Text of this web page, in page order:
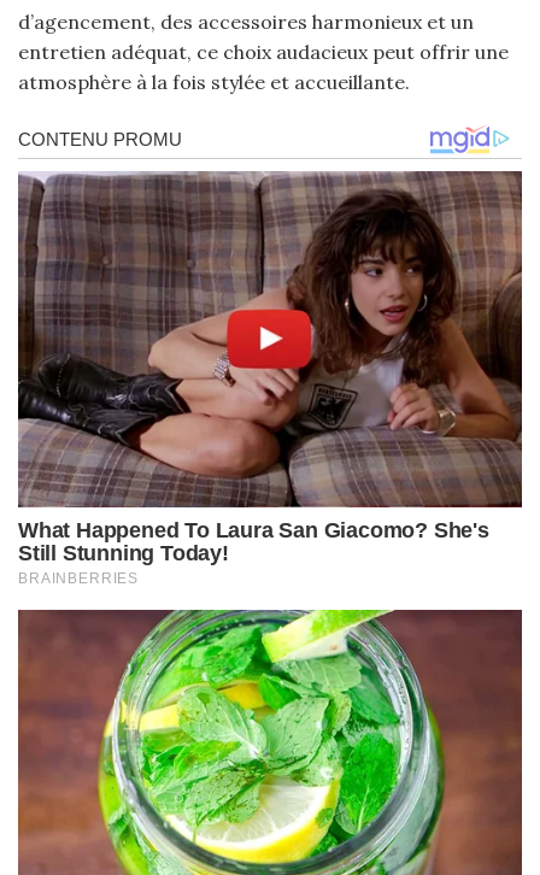
d’agencement, des accessoires harmonieux et un
entretien adéquat, ce choix audacieux peut offrir une
atmosphère à la fois stylée et accueillante.